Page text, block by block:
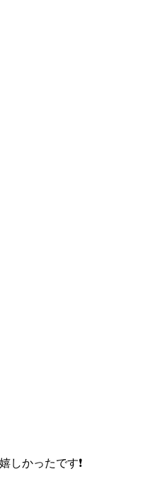
しかったです❗️